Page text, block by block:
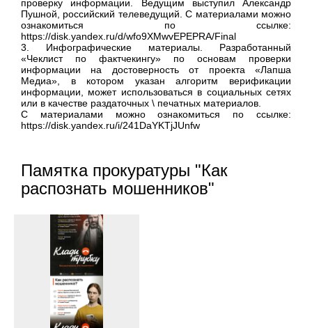
проверку информации. Ведущим выступил Александр
Пушной, российский телеведущий. С материалами можно
ознакомиться по ссылке:
https://disk.yandex.ru/d/wfo9XMwvEPEPRA/Final
3. Инфографические материалы. Разработанный
«Чеклист по фактчекингу» по основам проверки
информации на достоверность от проекта «Лапша
Медиа», в котором указан алгоритм верификации
информации, может использоваться в социальных сетях
или в качестве раздаточных \ печатных материалов.
С материалами можно ознакомиться по ссылке:
https://disk.yandex.ru/i/241DaYKTjJUnfw
Памятка прокуратуры "Как
распознать мошенников"